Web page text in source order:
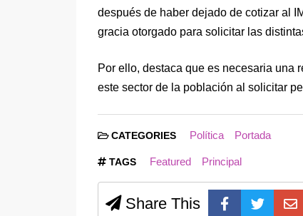
después de haber dejado de cotizar al
gracia otorgado para solicitar las
Por ello, destaca que es necesaria una
este sector de la población al solicitar
CATEGORIES Política Portada
TAGS Featured Principal
Share This